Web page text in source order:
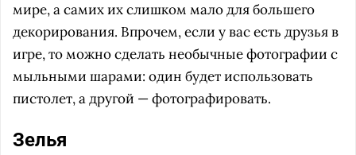
мире, а самих их слишком мало для большего
декорирования. Впрочем, если у вас есть друзья в
игре, то можно сделать необычные фотографии с
мыльными шарами: один будет использовать
пистолет, а другой — фотографировать.
Зелья